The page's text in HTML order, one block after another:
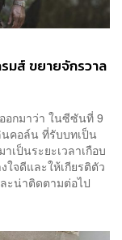
มส์ ขยายจักรวาล
อกมาว่า ในซีซันที่ 9
คอล์น ที่รับบทเป็น
เป็นระยะเวลาเกือบ
จดีและให้เกียรติตัว
ะน่าติดตามต่อไป